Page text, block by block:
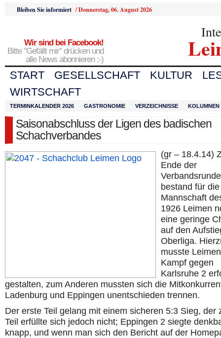
Bleiben Sie informiert /Donnerstag, 06. August 2026
Wir sind bei Facebook!
Bitte "Gefällt mir" drücken und
alle News abonnieren ;-)
START GESELLSCHAFT KULTUR
WIRTSCHAFT
TERMINKALENDER 2026 GASTRONOMIE VERZEICHNISSE KOLUMNEN
Saisonabschluss der Ligen des badischen
Schachverbandes
(gr – 18.4.14)
Ende der
Verbandsrunde
bestand für
Mannschaft
1926 Leimen
eine geringe
auf den
Oberliga.
musste
Kampf gegen
Karlsruhe 2
gestalten, zum Anderen mussten sich die
Ladenburg und Eppingen unentschieden trennen.
Der erste Teil gelang mit einem sicheren 5:3 Sieg, der
Teil erfüllte sich jedoch nicht; Eppingen 2 siegte
knapp, und wenn man sich den Bericht auf der